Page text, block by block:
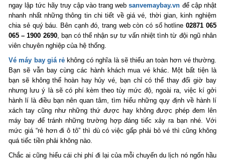
ngay lập tức hãy truy cập vào trang websanvemaybay.vn để cập nhật
nhanh nhất những thông tin chi tiết về giá vé, thời gian, kinh nghiệm
chia sẻ quý báu. Bên cạnh đó, trang web còn có số hotline 02871 065
065 – 1900 2690, bạn có thể nhận sự tư vấn nhiệt tình từ đội ngũ nhân
viên chuyên nghiệp của hệ thống.
Vé máy bay giá rẻkhông có nghĩa là sẽ thiếu an toàn hơn vé thường.
Bạn sẽ vẫn bay cùng các hành khách mua vé khác. Một bất tiện là
bạn sẽ không thể hoàn hay hủy vé, bạn chỉ có thể thay đổi giờ bay
nhưng lưu ý là sẽ có phí kèm theo tùy mức độ, ngoài ra, việc kí gởi
hành lí là điều bạn nên quan tâm, tìm hiểu những quy định về hành lí
xách tay cũng như những thứ được hay không được phép đem lên
máy bay để tránh những trường hợp đáng tiếc xảy ra bạn nhé. Với
mức giá “rẻ hơn đi ô tô” thì dù có việc gấp phải bỏ vé thì cũng không
quá tiếc tiền phải không nào.
Chắc ai cũng hiểu cái chi phí đi lại của mỗi chuyến du lịch nó ngốn hầu